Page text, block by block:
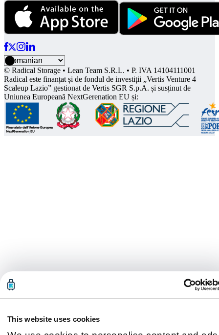
This website uses cookies
© Radical Storage • Lean Team S.R.L. • P. IVA 14104111001
Radical este finanțat și de fondul de investiții „Vertis Venture 4
Scaleup Lazio” gestionat de Vertis SGR S.p.A. și susținut de
Uniunea Europeană NextGerenation EU și: